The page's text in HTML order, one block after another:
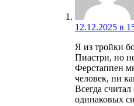
12.12.2025 в
Я из тройки
Пиастри, но
Ферстаппен
человек, ни
Всегда
одинаковых